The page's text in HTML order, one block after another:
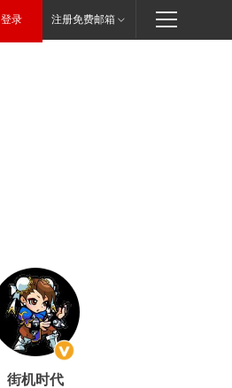
登录 注册免费邮箱
街机时代